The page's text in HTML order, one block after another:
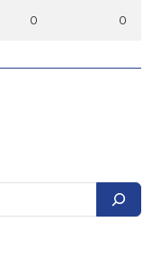
0 0